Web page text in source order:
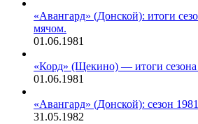
«Авангард» (Донской): итоги
мячом.
01.06.1981
«Корд» (Щекино) — итоги сезона
01.06.1981
«Авангард» (Донской): сезон
31.05.1982